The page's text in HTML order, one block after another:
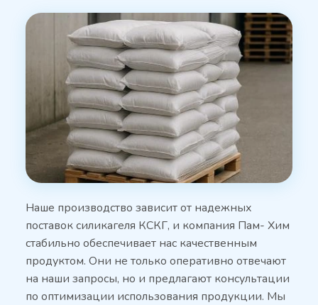
Наше производство зависит от надежных
поставок силикагеля КСКГ, и компания Пам- Хим
стабильно обеспечивает нас качественным
продуктом. Они не только оперативно отвечают
на наши запросы, но и предлагают консультации
по оптимизации использования продукции. Мы